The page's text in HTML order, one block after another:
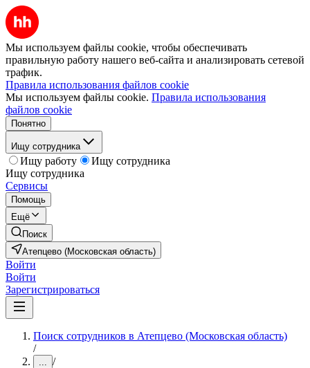
Мы используем файлы cookie, чтобы обеспечивать
правильную работу нашего веб-сайта и анализировать сетевой
трафик.
Правила использования файлов cookie
Мы используем файлы cookie. Правила использования
файлов cookie
Понятно
Ищу сотрудника
Ищу работу
Ищу сотрудника
Ищу сотрудника
Сервисы
Помощь
Ещё
Поиск
Атепцево (Московская область)
Войти
Войти
Зарегистрироваться
Поиск сотрудников в Атепцево (Московская область)
/
... /